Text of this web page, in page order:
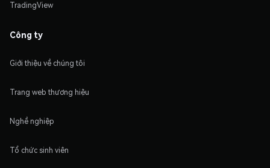
TradingView
Công ty
Giới thiệu về chúng tôi
Trang web thương hiệu
Nghề nghiệp
Tổ chức sinh viên